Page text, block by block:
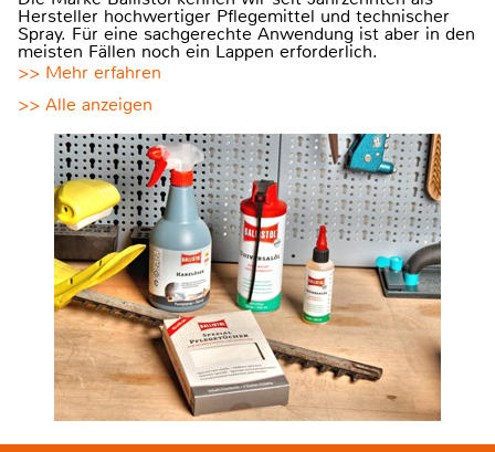
Hersteller hochwertiger Pflegemittel und technischer
Spray. Für eine sachgerechte Anwendung ist aber in den
meisten Fällen noch ein Lappen erforderlich.
>> Mehr erfahren
>> Alle anzeigen